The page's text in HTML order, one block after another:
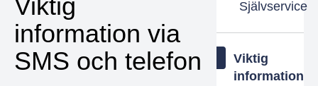
Viktig
information via
SMS och telefon
Självservice
Viktig
information